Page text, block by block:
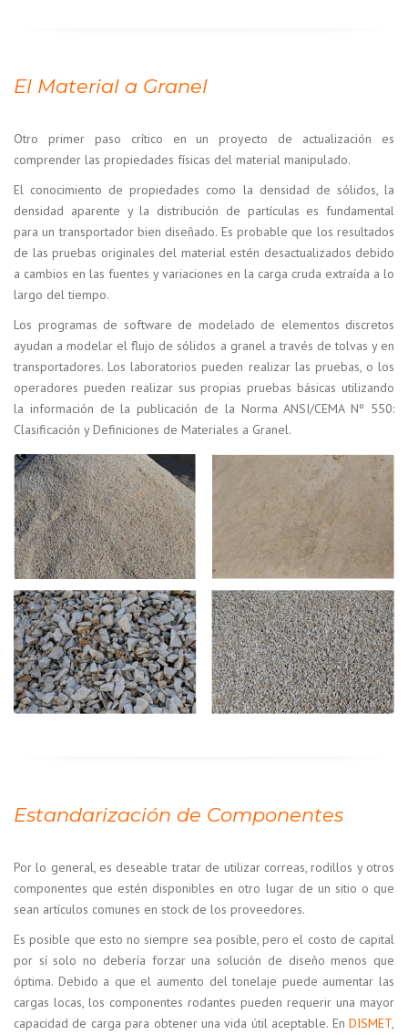
El Material a Granel
Otro primer paso crítico en un proyecto de actualización es
comprender las propiedades físicas del material manipulado.
El conocimiento de propiedades como la densidad de sólidos, la
densidad aparente y la distribución de partículas es fundamental
para un transportador bien diseñado. Es probable que los resultados
de las pruebas originales del material estén desactualizados debido
a cambios en las fuentes y variaciones en la carga cruda extraída a lo
largo del tiempo.
Los programas de software de modelado de elementos discretos
ayudan a modelar el flujo de sólidos a granel a través de tolvas y en
transportadores. Los laboratorios pueden realizar las pruebas, o los
operadores pueden realizar sus propias pruebas básicas utilizando
la información de la publicación de la Norma ANSI/CEMA Nº 550:
Clasificación y Definiciones de Materiales a Granel.
Estandarización de Componentes
Por lo general, es deseable tratar de utilizar correas, rodillos y otros
componentes que estén disponibles en otro lugar de un sitio o que
sean artículos comunes en stock de los proveedores.
Es posible que esto no siempre sea posible, pero el costo de capital
por sí solo no debería forzar una solución de diseño menos que
óptima. Debido a que el aumento del tonelaje puede aumentar las
cargas locas, los componentes rodantes pueden requerir una mayor
capacidad de carga para obtener una vida útil aceptable. En DISMET,